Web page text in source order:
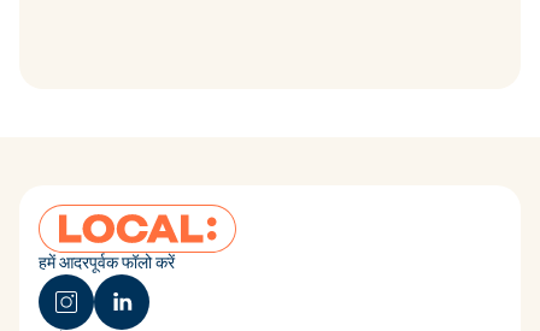
हमें आदरपूर्वक फॉलो करें